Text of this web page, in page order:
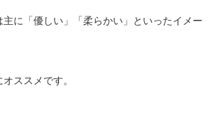
主に「優しい」「柔らかい」といったイメー
ススメです。